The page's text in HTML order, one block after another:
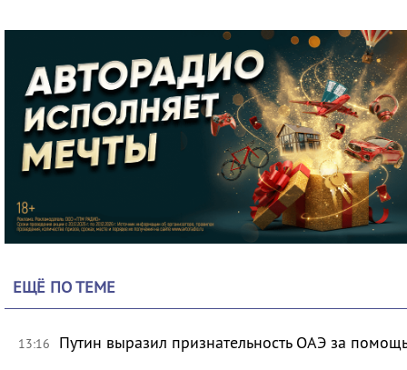
ЕЩЁ ПО ТЕМЕ
13:16 Путин выразил признательность ОАЭ за